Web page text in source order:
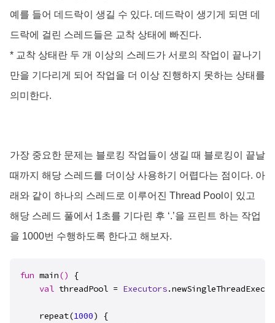
예를 들어 데드락이 생길 수 있다. 데드락이 생기게 되면 데
드락에 걸린 스레드들은 교착 상태에 빠진다.
* 교착 상태란 두 개 이상의 스레드가 서로의 작업이 끝나기
만을 기다리게 되어 작업을 더 이상 진행하지 못하는 상태를
의미한다.
가장 중요한 문제는 블로킹 작업들이 생길 때 블로킹이 끝날
때까지 해당 스레드를 더이상 사용하기 어렵다는 점이다. 아
래와 같이 하나의 스레드로 이루어진 Thread Pool이 있고
해당 스레드 풀에서 1초를 기다린 후 ‘.’을 프린트 하는 작업
을 1000번 수행하도록 한다고 해보자.
fun main()
{
val threadPool = Executors
    repeat(
1000) {